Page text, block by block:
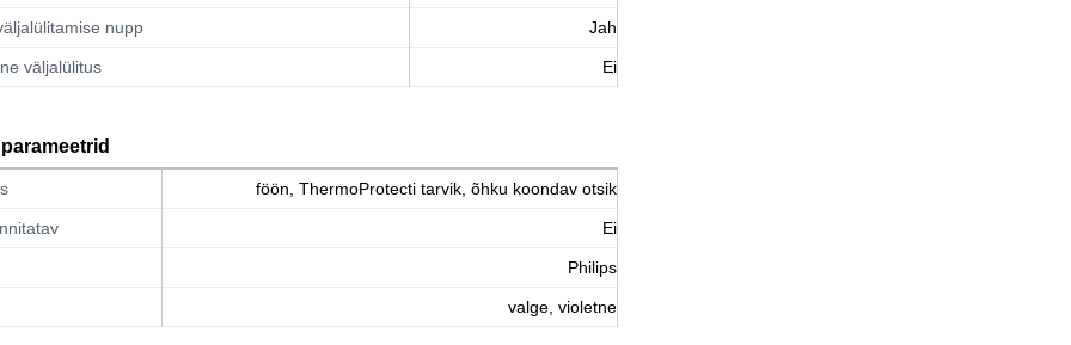
nupp Jah
väljalülitus Ei
föön, ThermoProtecti tarvik, õhku koondav otsik
Ei
Philips
valge, violetne